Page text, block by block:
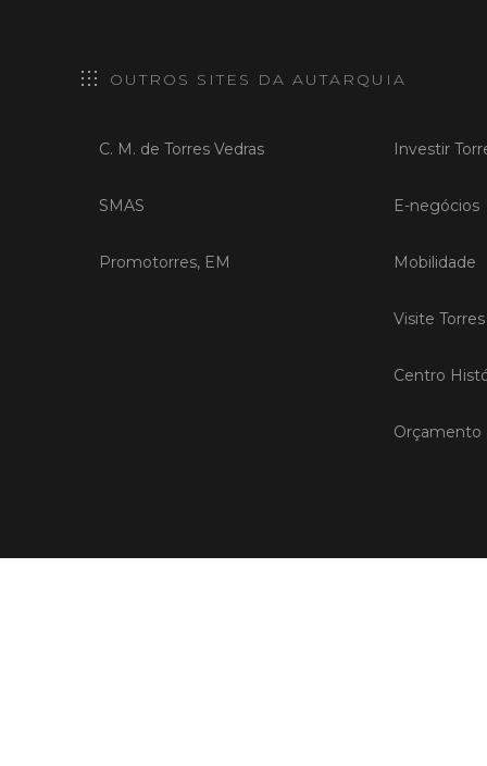
OUTROS SITES DA AUTARQUIA
C. M. de Torres Vedras
SMAS
Promotorres, EM
Investir
E-negócios
Mobilidade
Visite
Centro
Orçamento